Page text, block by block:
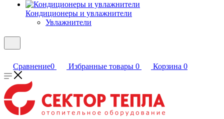
Кондиционеры и увлажнители
Увлажнители
Сравнение0 Избранные товары 0 Корзина 0